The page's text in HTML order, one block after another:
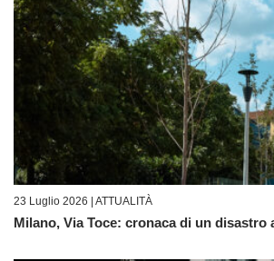
23 Luglio 2026 | ATTUALITÀ
Milano, Via Toce: cronaca di un disastro